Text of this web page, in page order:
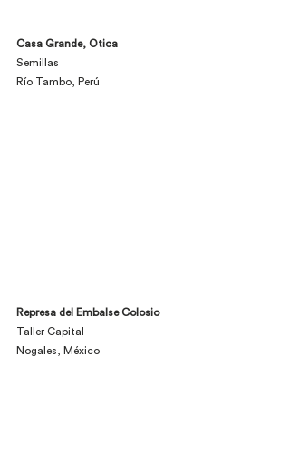
Casa Grande, Otica
Semillas
Río Tambo, Perú
Represa del Embalse Colosio
Taller Capital
Nogales, México